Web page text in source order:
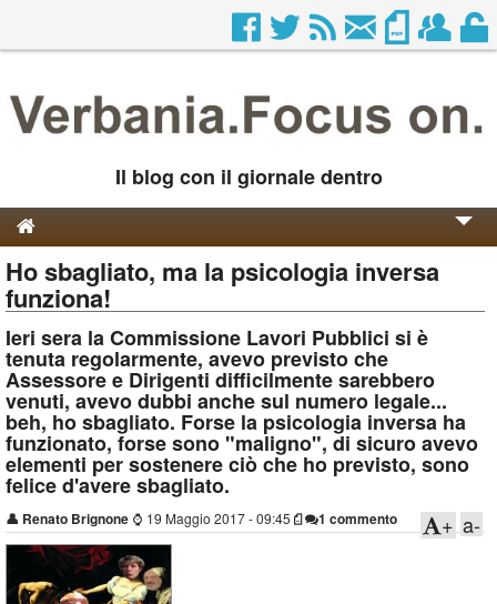
Il blog con il giornale dentro
Genesi e Storia
Contatti
Ho sbagliato, ma la psicologia inversa
funziona!
Ieri sera la Commissione Lavori Pubblici si è
tenuta regolarmente, avevo previsto che
Assessore e Dirigenti difficilmente sarebbero
venuti, avevo dubbi anche sul numero legale...
beh, ho sbagliato. Forse la psicologia inversa ha
funzionato, forse sono "maligno", di sicuro avevo
elementi per sostenere ciò che ho previsto, sono
felice d'avere sbagliato.
👤 Renato Brignone ⌚ 19 Maggio 2017 - 09:45 1 commento a-
+